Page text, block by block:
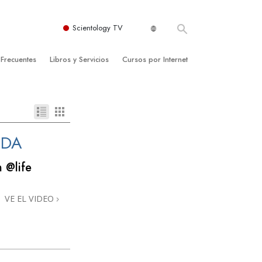
Scientology TV
una Iglesia
de Scientology
Libros y Servicios
Introductorias
Introductorias
Iniciales
Cursos por Internet
Las Dinámicas de la Existencia
La Integridad y la Honestidad
La Escala Tonal Emocional
@life
VE EL VIDEO